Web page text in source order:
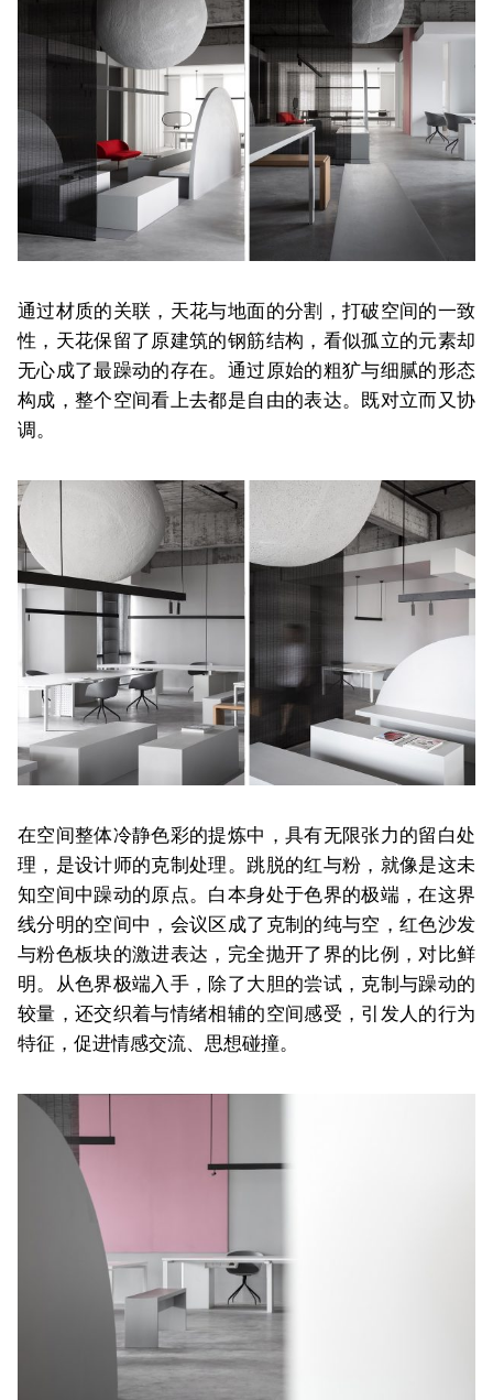
通过材质的关联，天花与地面的分割，打破空间的一致
性，天花保留了原建筑的钢筋结构，看似孤立的元素却
无心成了最躁动的存在。通过原始的粗犷与细腻的形态
构成，整个空间看上去都是自由的表达。既对立而又协
调。
在空间整体冷静色彩的提炼中，具有无限张力的留白处
理，是设计师的克制处理。跳脱的红与粉，就像是这未
知空间中躁动的原点。白本身处于色界的极端，在这界
线分明的空间中，会议区成了克制的纯与空，红色沙发
与粉色板块的激进表达，完全抛开了界的比例，对比鲜
明。从色界极端入手，除了大胆的尝试，克制与躁动的
较量，还交织着与情绪相辅的空间感受，引发人的行为
特征，促进情感交流、思想碰撞。